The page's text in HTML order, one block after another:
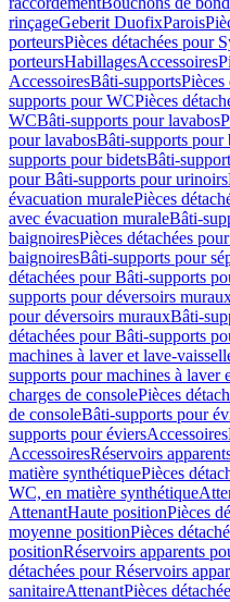
rinçageGeberit DuofixParois
porteursPièces détachées pour
porteursHabillagesAccessoires
AccessoiresBâti-supportsPièces
supports pour WCPièces
WCBâti-supports pour lavabos
pour lavabosBâti-supports pour
supports pour bidetsBâti-
pour Bâti-supports pour urinoirs
évacuation muralePièces
avec évacuation muraleBâti-
baignoiresPièces détachées
baignoiresBâti-supports pour
détachées pour Bâti-supports
supports pour déversoirs
pour déversoirs murauxBâti-
détachées pour Bâti-supports
machines à laver et lave-
supports pour machines à laver
charges de consolePièces
de consoleBâti-supports pour
supports pour éviersAccessoires
AccessoiresRéservoirs
matière synthétiquePièces
WC, en matière synthétique
AttenantHaute positionPièces
moyenne positionPièces
positionRéservoirs apparents
détachées pour Réservoirs
sanitaireAttenantPièces